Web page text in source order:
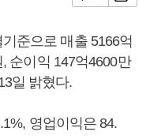
준으로 매출 5166억
순이익 147억4600만
일 밝혔다.
영업이익은 84.